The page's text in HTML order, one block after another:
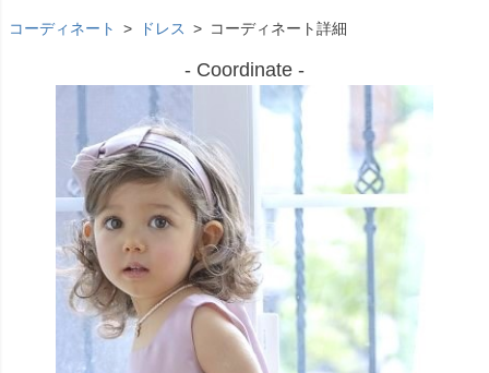
コーディネート ドレス コーディネート詳細
- Coordinate -